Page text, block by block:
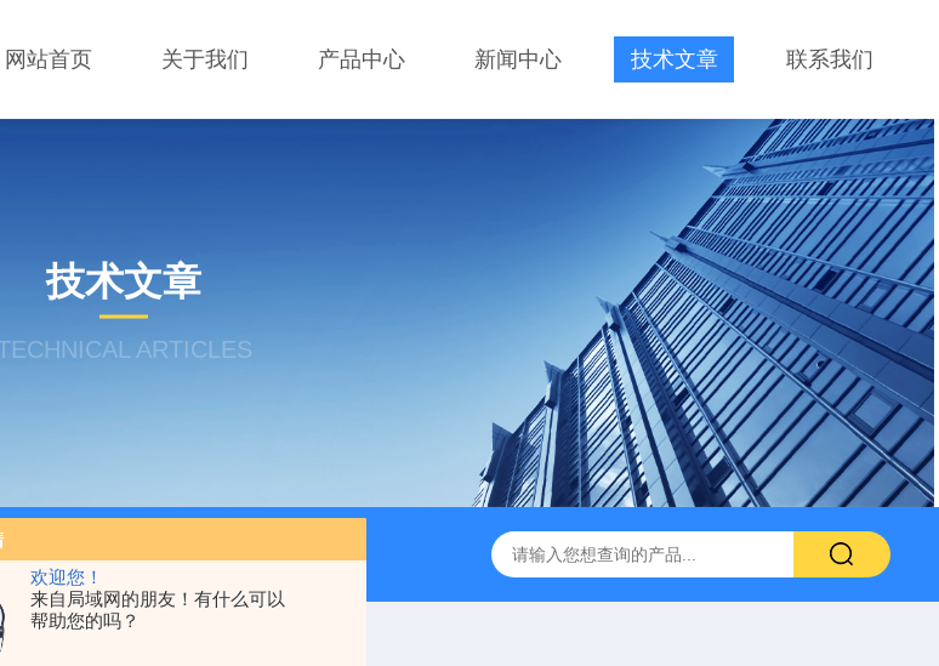
欢迎您！
来自局域网的朋友！有什么可以
帮助您的吗？
网站首页 关于我们 产品中心 新闻中心 技术文章 联系我们
技术文章
ARTICLES
Nitrogen-B-5/10/30/60/100质谱专用氮气发生器 德国